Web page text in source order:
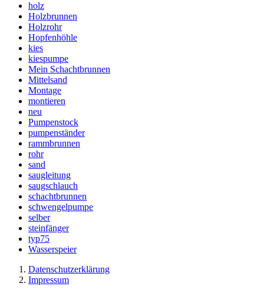
holz
Holzbrunnen
Holzrohr
Hopfenhöhle
kies
kiespumpe
Mein Schachtbrunnen
Mittelsand
Montage
montieren
neu
Pumpenstock
pumpenständer
rammbrunnen
rohr
sand
saugleitung
saugschlauch
schachtbrunnen
schwengelpumpe
selber
steinfänger
typ75
Wasserspeier
Datenschutzerklärung
Impressum